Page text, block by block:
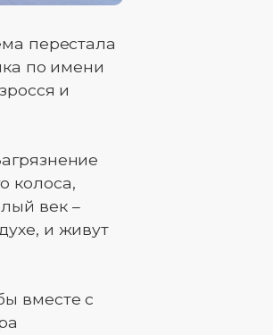
перестала
по имени
и
колоса,
век –
и живут
вместе с